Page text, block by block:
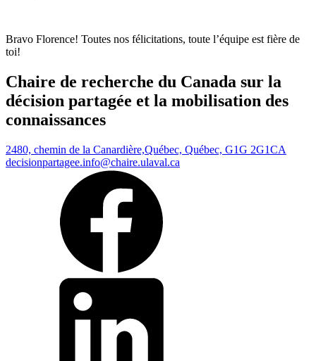
Bravo Florence! Toutes nos félicitations, toute l’équipe est fière de
toi!
Chaire de recherche du Canada sur la
décision partagée et la mobilisation des
connaissances
2480, chemin de la Canardière,Québec, Québec, G1G 2G1CA
decisionpartagee.info@chaire.ulaval.ca